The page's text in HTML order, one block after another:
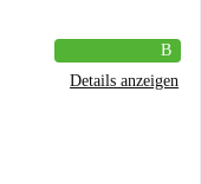
B
Details anzeigen